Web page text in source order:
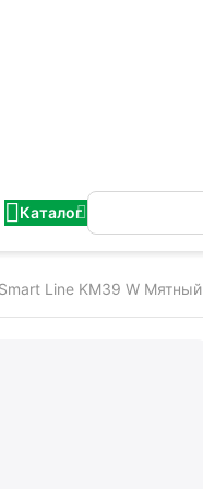
Каталог
Line KM39 W Мятный